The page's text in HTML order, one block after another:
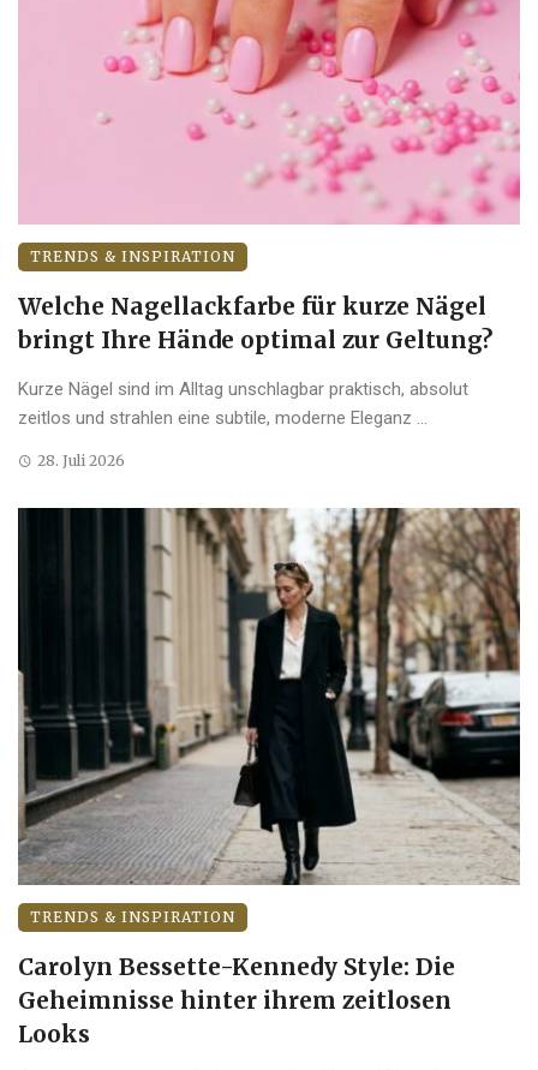
TRENDS & INSPIRATION
Welche Nagellackfarbe für kurze Nägel
bringt Ihre Hände optimal zur Geltung?
Kurze Nägel sind im Alltag unschlagbar praktisch, absolut
zeitlos und strahlen eine subtile, moderne Eleganz ...
28. Juli 2026
TRENDS & INSPIRATION
Carolyn Bessette-Kennedy Style: Die
Geheimnisse hinter ihrem zeitlosen
Looks